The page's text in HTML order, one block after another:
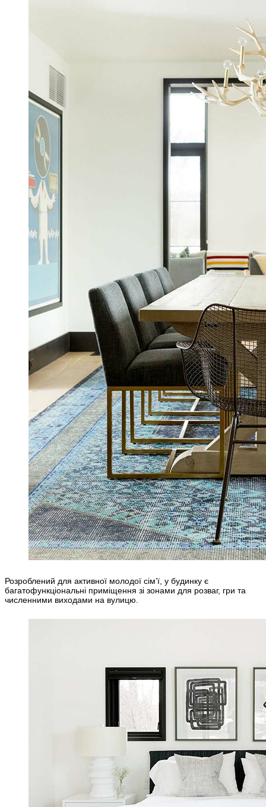
Розроблений для активної молодої сім’ї, у будинку є
багатофункціональні приміщення зі зонами для розваг, гри та
численними виходами на вулицю.